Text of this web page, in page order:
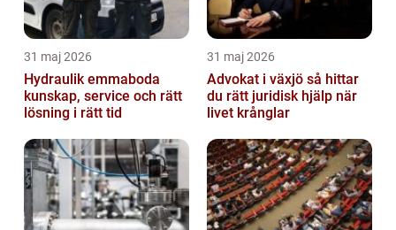
31 maj 2026
Hydraulik emmaboda
kunskap, service och rätt
lösning i rätt tid
31 maj 2026
Advokat i växjö så hittar
du rätt juridisk hjälp när
livet krånglar